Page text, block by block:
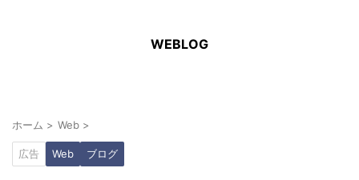
WEBLOG
ホーム > Web >
広告 Web ブログ